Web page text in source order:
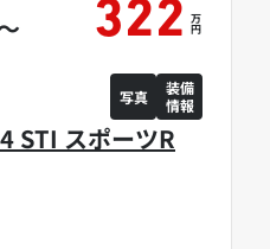
STI スポーツR
322 万
円
写真
装備
情報